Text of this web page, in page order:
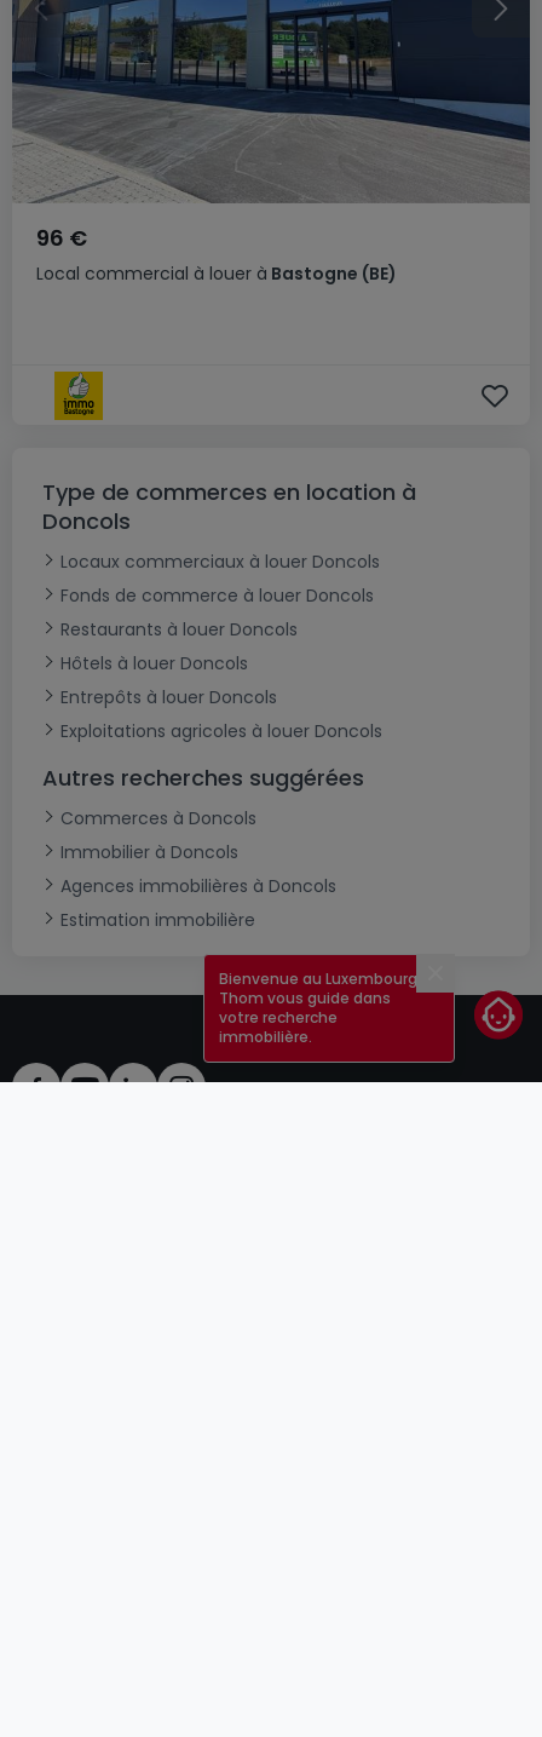
Local commercial à louer à Bastogne (BE)
96 €
Type de commerces en location à
Doncols
Locaux commerciaux à louer Doncols
Fonds de commerce à louer Doncols
Restaurants à louer Doncols
Hôtels à louer Doncols
Entrepôts à louer Doncols
Exploitations agricoles à louer Doncols
Autres recherches suggérées
Commerces à Doncols
Immobilier à Doncols
Agences immobilières à Doncols
Estimation immobilière
Fermer
Bienvenue au Luxembourg !
Thom vous guide dans
votre recherche
immobilière.